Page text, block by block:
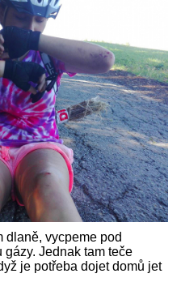
dlaně, vycpeme pod
Jednak tam teče
je potřeba dojet domů jet